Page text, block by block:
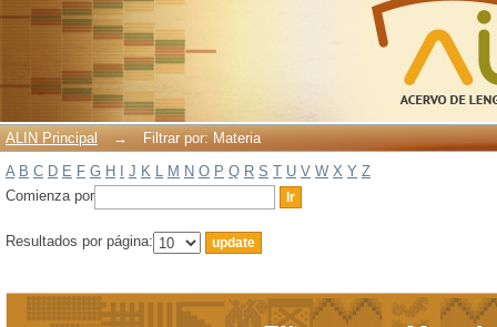
ALIN Principal →
Filtrar por: Materia
A B C D E F G H J K L M N O P Q R S T U V W X Y Z
Comienza por
Resultados por página: